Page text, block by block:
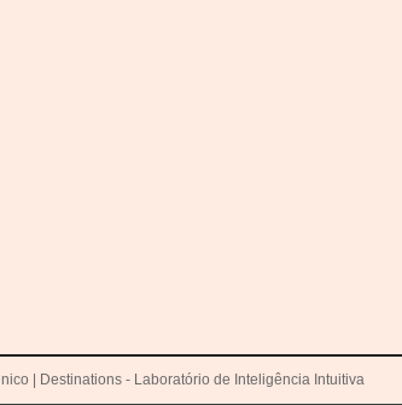
| Destinations - Laboratório de Inteligência Intuitiva